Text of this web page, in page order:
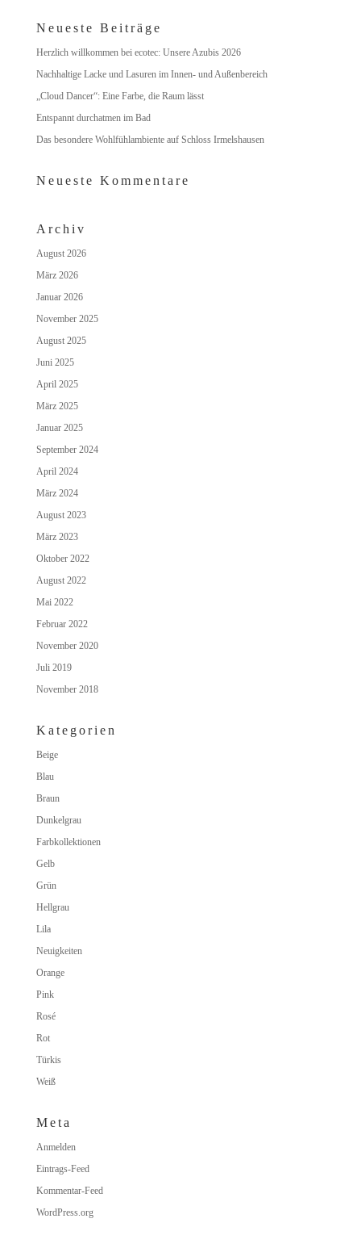
Neueste Beiträge
Herzlich willkommen bei ecotec: Unsere Azubis 2026
Nachhaltige Lacke und Lasuren im Innen- und Außenbereich
„Cloud Dancer“: Eine Farbe, die Raum lässt
Entspannt durchatmen im Bad
Das besondere Wohlfühlambiente auf Schloss Irmelshausen
Neueste Kommentare
Archiv
August 2026
März 2026
Januar 2026
November 2025
August 2025
Juni 2025
April 2025
März 2025
Januar 2025
September 2024
April 2024
März 2024
August 2023
März 2023
Oktober 2022
August 2022
Mai 2022
Februar 2022
November 2020
Juli 2019
November 2018
Kategorien
Beige
Blau
Braun
Dunkelgrau
Farbkollektionen
Gelb
Grün
Hellgrau
Lila
Neuigkeiten
Orange
Pink
Rosé
Rot
Türkis
Weiß
Meta
Anmelden
Eintrags-Feed
Kommentar-Feed
WordPress.org